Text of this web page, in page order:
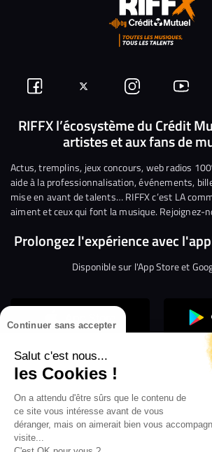
Continuer sans accepter
Salut c'est nous...
les Cookies !
On a attendu d'être sûrs que le contenu de
ce site vous intéresse avant de vous
déranger, mais on aimerait bien vous
visite...
Suivez-
nous
Facebook
Suivez-
nous
sur
Twitter
Nous
rejoindre
sur
Instagram
Nous
sur
RIFFX l’écosystème du Crédit
artistes et aux fans de
Actus, tremplins, jeux concours, web radios
aide à la professionnalisation, événements,
mise en avant de talents… RIFFX c’est LA
aiment et ceux qui font la musique. Rejoignez-
Prolongez l'expérience avec
Disponible sur l'App Store et
Confidentialité
Gestion des
Conditions générales d’utilisation